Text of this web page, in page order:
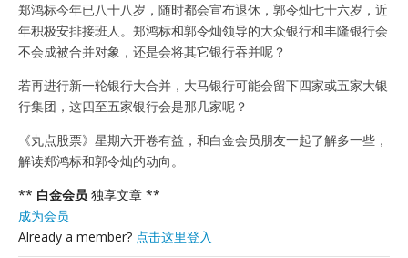
郑鸿标今年已八十八岁，随时都会宣布退休，郭令灿七十六岁，近
年积极安排接班人。郑鸿标和郭令灿领导的大众银行和丰隆银行会
不会成被合并对象，还是会将其它银行吞并呢？
若再进行新一轮银行大合并，大马银行可能会留下四家或五家大银
行集团，这四至五家银行会是那几家呢？
《丸点股票》星期六开卷有益，和白金会员朋友一起了解多一些，
解读郑鸿标和郭令灿的动向。
** 白金会员 独享文章 **
成为会员
Already a member? 点击这里登入